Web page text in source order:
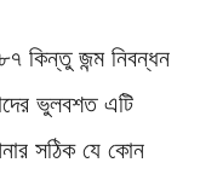
কিন্তু জন্ম নিবন্ধন
ভুলবশত এটি
সঠিক যে কোন